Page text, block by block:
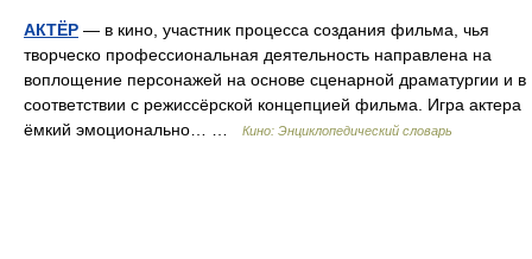
АКТЁР — в кино, участник процесса создания фильма, чья
творческо профессиональная деятельность направлена на
воплощение персонажей на основе сценарной драматургии и в
соответствии с режиссёрской концепцией фильма. Игра актера
ёмкий эмоционально… …
Кино: Энциклопедический словарь